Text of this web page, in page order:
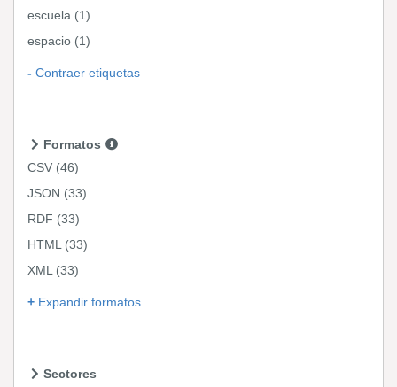
escuela (1)
espacio (1)
Contraer etiquetas
Formatos
CSV (46)
JSON (33)
RDF (33)
HTML (33)
XML (33)
Expandir formatos
Sectores